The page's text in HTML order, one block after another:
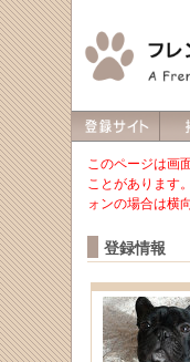
このページは画
ことがあります
ォンの場合は横
登録情報